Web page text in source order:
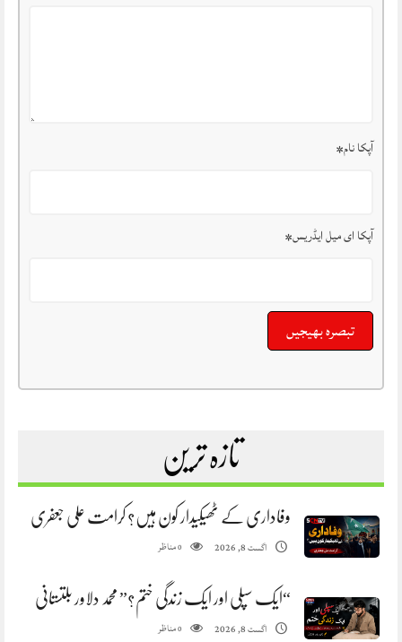
آپکا نام*
آپکا ای میل ایڈریس*
تازہ ترین
وفاداری کے ٹھیکیدار کون ہیں؟ کرامت علی جعفری
اگست 8, 2026 0مناظر
“ایک سپلی اور ایک زندگی ختم؟” محمد دلاور بلتستانی
اگست 8, 2026 0مناظر